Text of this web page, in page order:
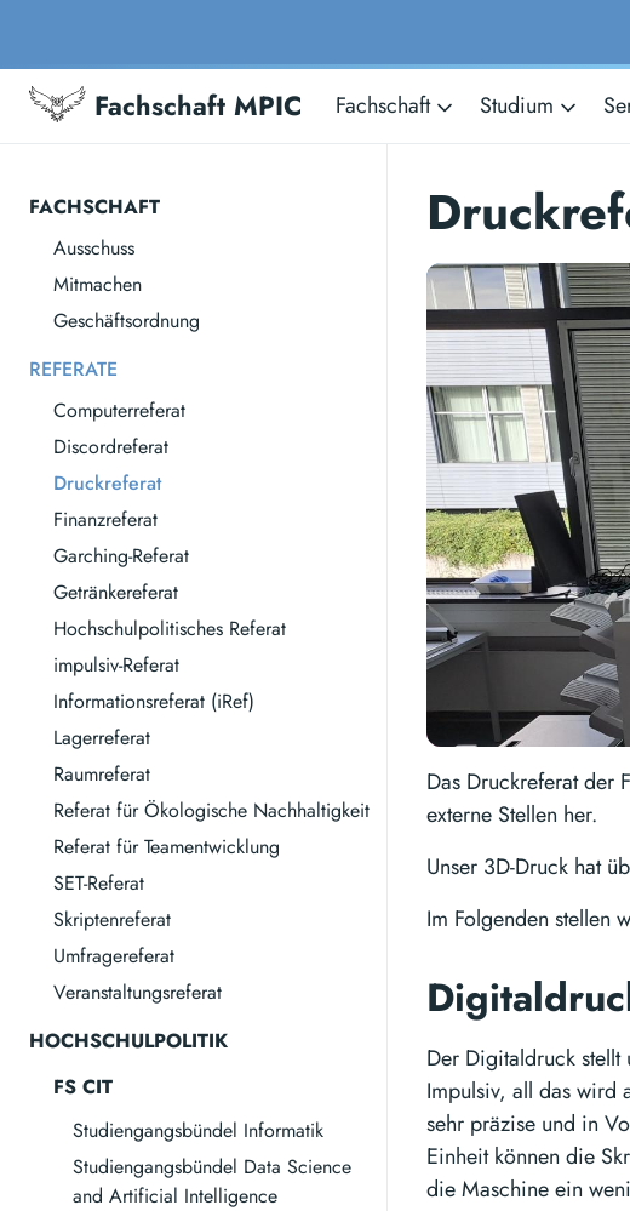
Fachschaft MPIC Fachschaft Studium
FACHSCHAFT
Ausschuss
Mitmachen
Geschäftsordnung
REFERATE
Computerreferat
Discordreferat
Druckreferat
Finanzreferat
Garching-Referat
Getränkereferat
Hochschulpolitisches Referat
impulsiv-Referat
Informationsreferat (iRef)
Lagerreferat
Raumreferat
Referat für Ökologische Nachhaltigkeit
Referat für Teamentwicklung
SET-Referat
Skriptenreferat
Umfragereferat
Veranstaltungsreferat
HOCHSCHULPOLITIK
FS CIT
Studiengangsbündel Informatik
Studiengangsbündel Data Science
and Artificial Intelligence
Das Druckreferat der
externe Stellen her.
Unser 3D-Druck hat
Im Folgenden stellen
Der Digitaldruck stellt
Impulsiv, all das wird
sehr präzise und in
Einheit können die
die Maschine ein